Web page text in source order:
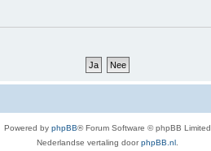
Powered by phpBB® Forum Software © phpBB Limited
Nederlandse vertaling doorphpBB.nl